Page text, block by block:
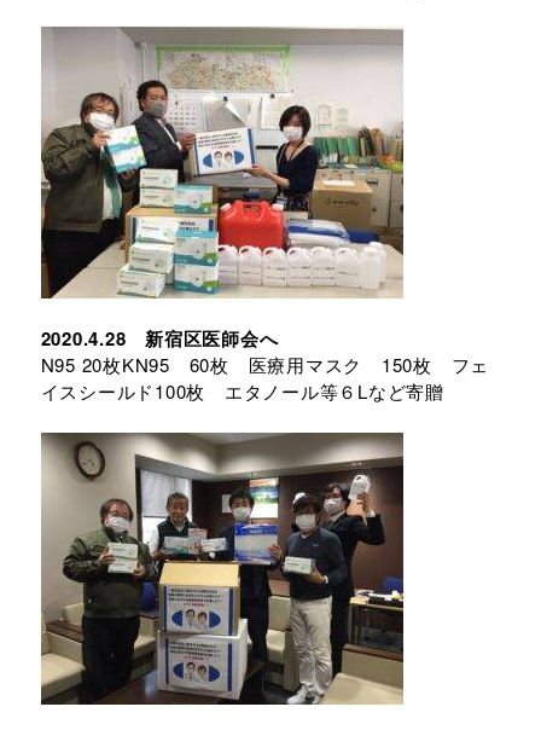
2020.4.28 新宿区医師会へ
N95 20枚KN95 60枚 医療用マスク 150枚 フェ
イスシールド100枚 エタノール等６Lなど寄贈